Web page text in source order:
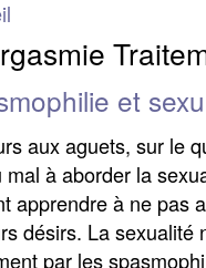
et
aux aguets, sur le
mal à aborder la
apprendre à ne pas
désirs. La sexualité
par les